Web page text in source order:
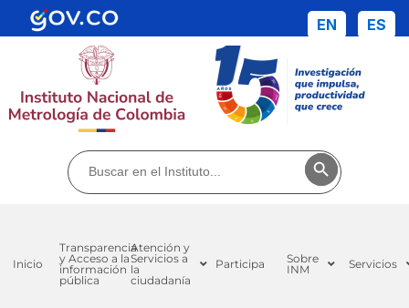
Buscar: Botón de
Inicio
Transparencia
y Acceso a la
información
pública
Atención y
Servicios a
la
ciudadanía
Participa
Sobre
INM
Servicios
EN ES